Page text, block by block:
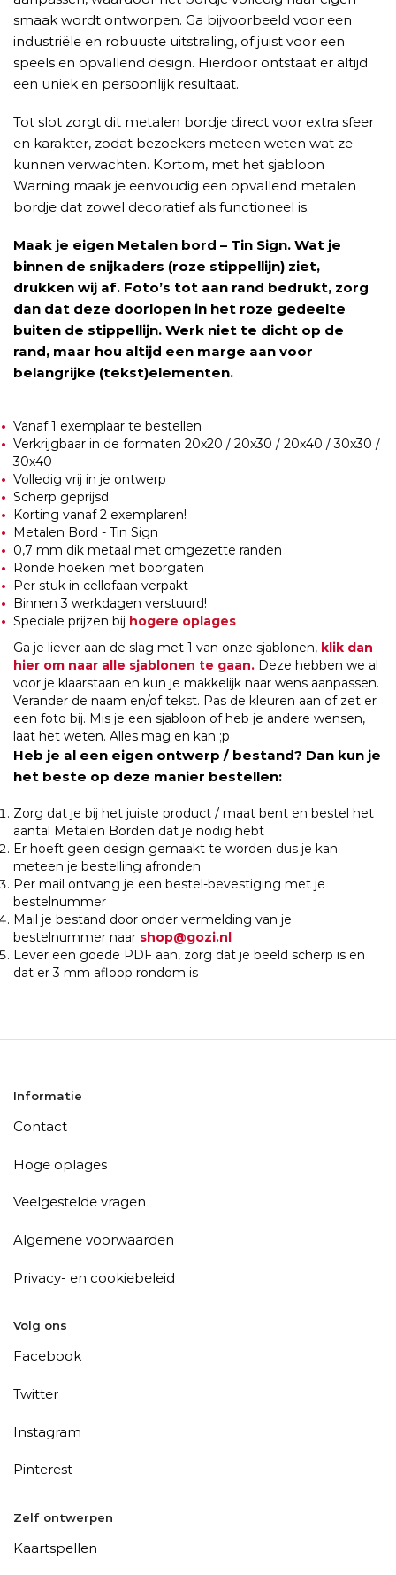
smaak wordt ontworpen. Ga bijvoorbeeld voor een
industriële en robuuste uitstraling, of juist voor een
speels en opvallend design. Hierdoor ontstaat er altijd
een uniek en persoonlijk resultaat.
Tot slot zorgt dit metalen bordje direct voor extra sfeer
en karakter, zodat bezoekers meteen weten wat ze
kunnen verwachten. Kortom, met het sjabloon
Warning maak je eenvoudig een opvallend metalen
bordje dat zowel decoratief als functioneel is.
Maak je eigen Metalen bord – Tin Sign. Wat je
binnen de snijkaders (roze stippellijn) ziet,
drukken wij af. Foto’s tot aan rand bedrukt, zorg
dan dat deze doorlopen in het roze gedeelte
buiten de stippellijn. Werk niet te dicht op de
rand, maar hou altijd een marge aan voor
belangrijke (tekst)elementen.
Vanaf 1 exemplaar te bestellen
Verkrijgbaar in de formaten 20x20 / 20x30 / 20x40 / 30x30 /
30x40
Volledig vrij in je ontwerp
Scherp geprijsd
Korting vanaf 2 exemplaren!
Metalen Bord - Tin Sign
0,7 mm dik metaal met omgezette randen
Ronde hoeken met boorgaten
Per stuk in cellofaan verpakt
Binnen 3 werkdagen verstuurd!
Speciale prijzen bij hogere oplages
Ga je liever aan de slag met 1 van onze sjablonen, klik dan
hier om naar alle sjablonen te gaan. Deze hebben we al
voor je klaarstaan en kun je makkelijk naar wens aanpassen.
Verander de naam en/of tekst. Pas de kleuren aan of zet er
een foto bij. Mis je een sjabloon of heb je andere wensen,
laat het weten. Alles mag en kan ;p
Heb je al een eigen ontwerp / bestand? Dan kun je
het beste op deze manier bestellen:
Zorg dat je bij het juiste product / maat bent en bestel het
aantal Metalen Borden dat je nodig hebt
Er hoeft geen design gemaakt te worden dus je kan
meteen je bestelling afronden
Per mail ontvang je een bestel-bevestiging met je
bestelnummer
Mail je bestand door onder vermelding van je
bestelnummer naar shop@gozi.nl
Lever een goede PDF aan, zorg dat je beeld scherp is en
dat er 3 mm afloop rondom is
Informatie
Contact
Hoge oplages
Veelgestelde vragen
Algemene voorwaarden
Privacy- en cookiebeleid
Volg ons
Facebook
Twitter
Instagram
Pinterest
Zelf ontwerpen
Kaartspellen